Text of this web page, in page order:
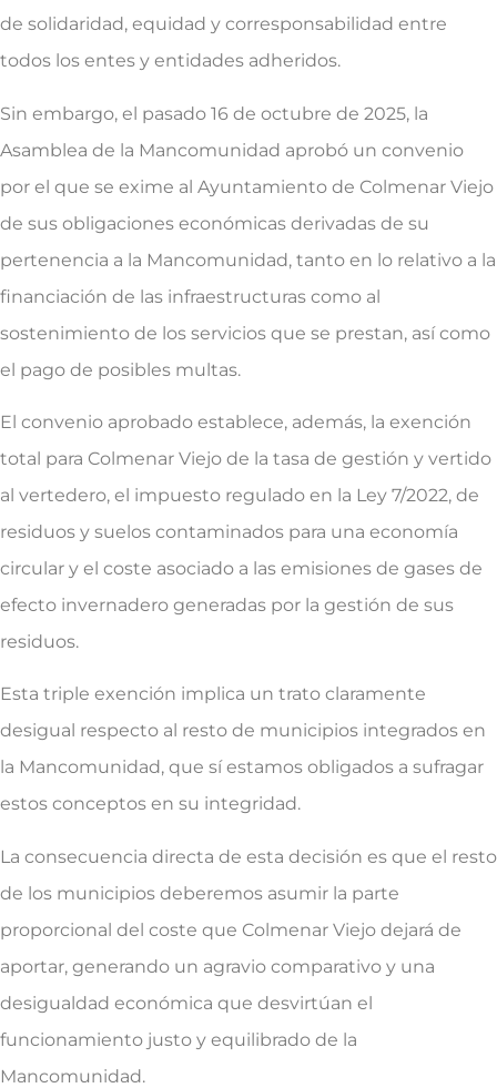
de solidaridad, equidad y corresponsabilidad entre
todos los entes y entidades adheridos.
Sin embargo, el pasado 16 de octubre de 2025, la
Asamblea de la Mancomunidad aprobó un convenio
por el que se exime al Ayuntamiento de Colmenar Viejo
de sus obligaciones económicas derivadas de su
pertenencia a la Mancomunidad, tanto en lo relativo a la
financiación de las infraestructuras como al
sostenimiento de los servicios que se prestan, así como
el pago de posibles multas.
El convenio aprobado establece, además, la exención
total para Colmenar Viejo de la tasa de gestión y vertido
al vertedero, el impuesto regulado en la Ley 7/2022, de
residuos y suelos contaminados para una economía
circular y el coste asociado a las emisiones de gases de
efecto invernadero generadas por la gestión de sus
residuos.
Esta triple exención implica un trato claramente
desigual respecto al resto de municipios integrados en
la Mancomunidad, que sí estamos obligados a sufragar
estos conceptos en su integridad.
La consecuencia directa de esta decisión es que el resto
de los municipios deberemos asumir la parte
proporcional del coste que Colmenar Viejo dejará de
aportar, generando un agravio comparativo y una
desigualdad económica que desvirtúan el
funcionamiento justo y equilibrado de la
Mancomunidad.